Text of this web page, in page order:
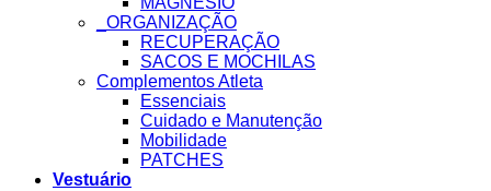
_ORGANIZAÇÃO
RECUPERAÇÃO
SACOS E MOCHILAS
Complementos Atleta
Essenciais
Cuidado e Manutenção
Mobilidade
PATCHES
Vestuário